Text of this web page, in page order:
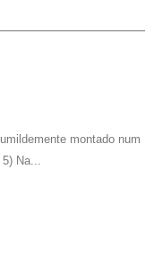
montado num
Na...